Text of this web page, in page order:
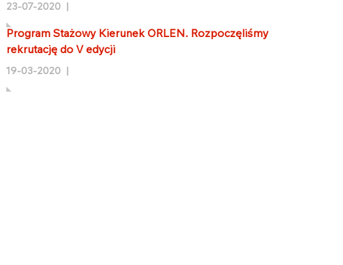
23-07-2020 |
Program Stażowy Kierunek ORLEN. Rozpoczęliśmy
rekrutację do V edycji
19-03-2020 |